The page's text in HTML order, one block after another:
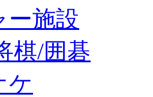
ー施設
棋/囲碁
ケ